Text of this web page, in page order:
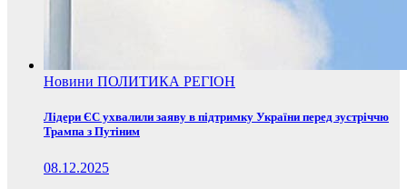
Новини ПОЛИТИКА РЕГІОН
Лідери ЄС ухвалили заяву в підтримку України перед зустріччю
Трампа з Путіним
08.12.2025